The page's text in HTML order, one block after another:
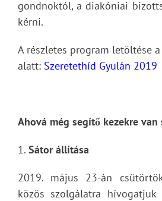
gondnoktól, a diakóniai
kérni.
A részletes program letöltése
alatt: Szeretethíd Gyulán 2019
Ahová még segítő kezekre van
1. Sátor állítása
2019. május 23-án
közös szolgálatra